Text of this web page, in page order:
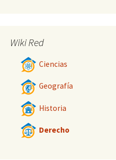
Wiki Red
Ciencias
Geografía
Historia
Derecho